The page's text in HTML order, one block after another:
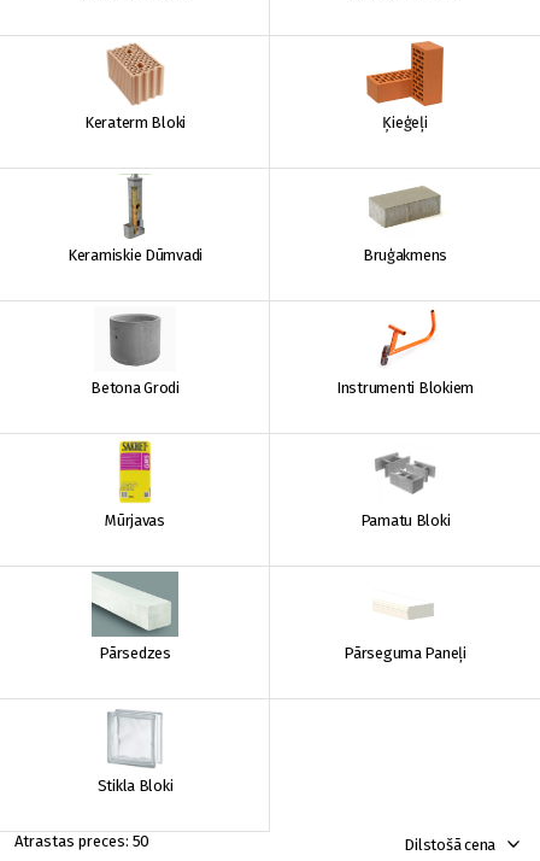
Keraterm Bloki Ķieģeļi
Keramiskie Dūmvadi Bruģakmens
Betona Grodi Instrumenti Blokiem
Mūrjavas Pamatu Bloki
Pārsedzes Pārseguma Paneļi
Stikla Bloki
50 Dilstošā cena